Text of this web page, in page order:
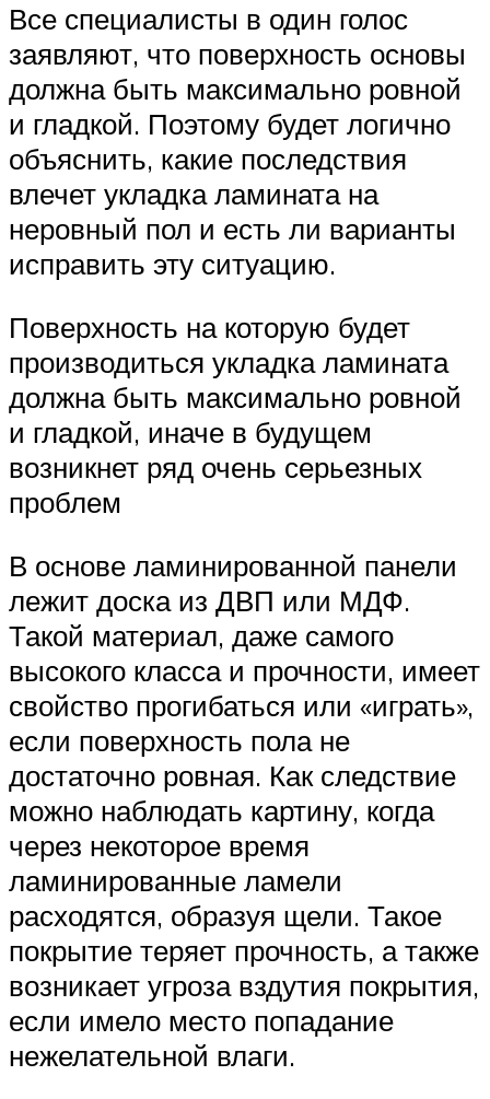
Все специалисты в один голос
заявляют, что поверхность основы
должна быть максимально ровной
и гладкой. Поэтому будет логично
объяснить, какие последствия
влечет укладка ламината на
неровный пол и есть ли варианты
исправить эту ситуацию.
Поверхность на которую будет
производиться укладка ламината
должна быть максимально ровной
и гладкой, иначе в будущем
возникнет ряд очень серьезных
проблем
В основе ламинированной панели
лежит доска из ДВП или МДФ.
Такой материал, даже самого
высокого класса и прочности, имеет
свойство прогибаться или «играть»,
если поверхность пола не
достаточно ровная. Как следствие
можно наблюдать картину, когда
через некоторое время
ламинированные ламели
расходятся, образуя щели. Такое
покрытие теряет прочность, а также
возникает угроза вздутия покрытия,
если имело место попадание
нежелательной влаги.